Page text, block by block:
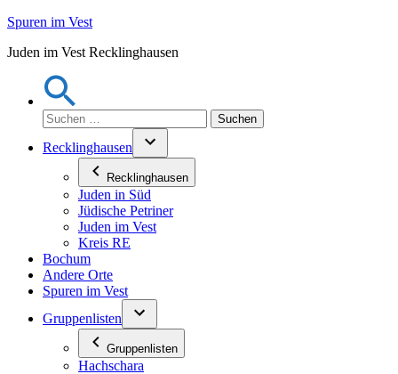
Zum
springen
Spuren im Vest
Juden im Vest Recklinghausen
Suchen
nach:
Recklinghausen
Recklinghausen
Juden in Süd
Jüdische Petriner
Juden im Vest
Kreis RE
Bochum
Andere Orte
Spuren im Vest
Gruppenlisten
Gruppenlisten
Hachschara